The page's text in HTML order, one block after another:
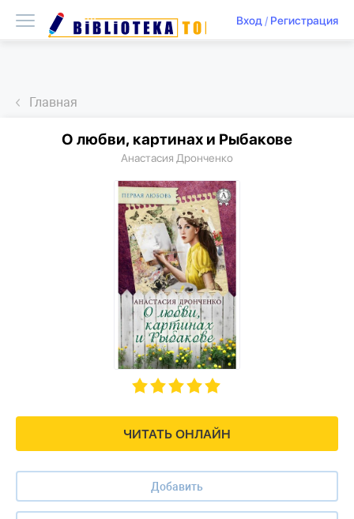
Вход/ Регистрация
Главная
ЧИТАТЬ ОНЛАЙН
Добавить
О любви, картинах и Рыбакове
Анастасия Дронченко